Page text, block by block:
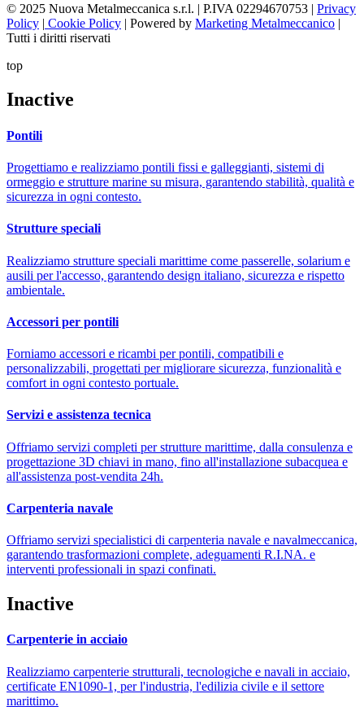
© 2025 Nuova Metalmeccanica s.r.l. | P.IVA 02294670753 | Privacy
Policy | Cookie Policy | Powered by Marketing Metalmeccanico |
Tutti i diritti riservati
top
Inactive
Pontili
Progettiamo e realizziamo pontili fissi e galleggianti, sistemi di
ormeggio e strutture marine su misura, garantendo stabilità, qualità e
sicurezza in ogni contesto.
Strutture speciali
Realizziamo strutture speciali marittime come passerelle, solarium e
ausili per l'accesso, garantendo design italiano, sicurezza e rispetto
ambientale.
Accessori per pontili
Forniamo accessori e ricambi per pontili, compatibili e
personalizzabili, progettati per migliorare sicurezza, funzionalità e
comfort in ogni contesto portuale.
Servizi e assistenza tecnica
Offriamo servizi completi per strutture marittime, dalla consulenza e
progettazione 3D chiavi in mano, fino all'installazione subacquea e
all'assistenza post-vendita 24h.
Carpenteria navale
Offriamo servizi specialistici di carpenteria navale e navalmeccanica,
garantendo trasformazioni complete, adeguamenti R.I.NA. e
interventi professionali in spazi confinati.
Inactive
Carpenterie in acciaio
Realizziamo carpenterie strutturali, tecnologiche e navali in acciaio,
certificate EN1090-1, per l'industria, l'edilizia civile e il settore
marittimo.